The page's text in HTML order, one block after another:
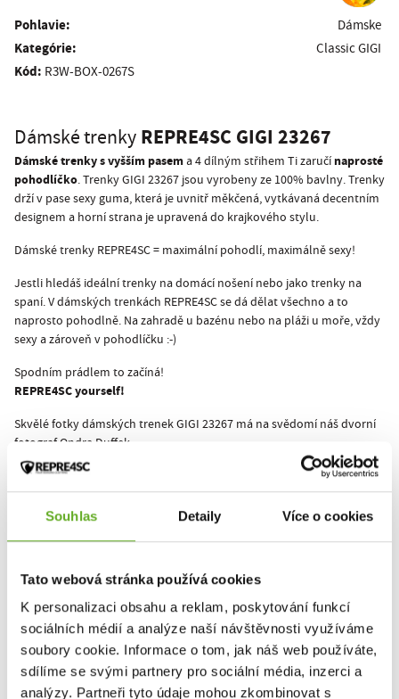
Souhlas Detaily Více o cookies
Tato webová stránka používá cookies
K personalizaci obsahu a reklam, poskytování funkcí
sociálních médií a analýze naší návštěvnosti využíváme
soubory cookie. Informace o tom, jak náš web používáte,
sdílíme se svými partnery pro sociální média, inzerci a
analýzy. Partneři tyto údaje mohou zkombinovat s
Pohlavie: Dámske
kategórie: Classic GIGI
Kód: R3W-BOX-0267S
Dámské trenky REPRE4SC GIGI 23267
Dámské trenky s vyšším pasem a 4 dílným střihem Ti zaručí naprosté
pohodlíčko. Trenky GIGI 23267 jsou vyrobeny ze 100% bavlny. Trenky
drží v pase sexy guma, která je uvnitř měkčená, vytkávaná decentním
designem a horní strana je upravená do krajkového stylu.
Dámské trenky REPRE4SC = maximální pohodlí, maximálně sexy!
Jestli hledáš ideální trenky na domácí nošení nebo jako trenky na
spaní. V dámských trenkách REPRE4SC se dá dělat všechno a to
naprosto pohodlně. Na zahradě u bazénu nebo na pláži u moře, vždy
sexy a zároveň v pohodlíčku :-)
Spodním prádlem to začíná!
REPRE4SC yourself!
Skvělé fotky dámských trenek GIGI 23267 má na svědomí náš dvorní
fotografOndra Duffek
Lifestyle fotky do lookbooku a doplňkové fotky dámských trenek
GIGI 23267 pro nás nafotili naši streetfoto parťáci
Ondra Duffeka
Tento produkt zatiaľ nikto nehodnotil.
Pre pridanie recenzie je nutné sa prihlásiť.